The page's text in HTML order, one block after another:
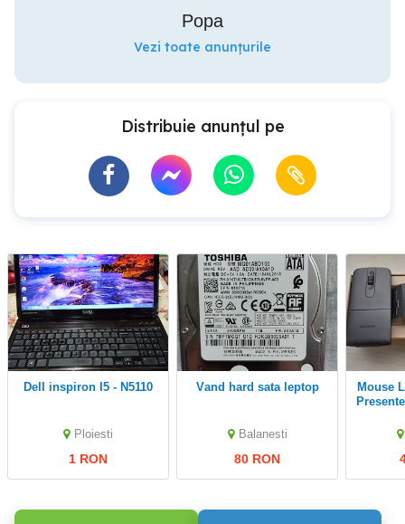
Popa
Vezi toate anunțurile
Distribuie anunțul pe
Dell inspiron I5 - N5110
Ploiesti
1 RON
vand hard sata leptop
Balanesti
80 RON
Mouse Lenovo ThinkPad